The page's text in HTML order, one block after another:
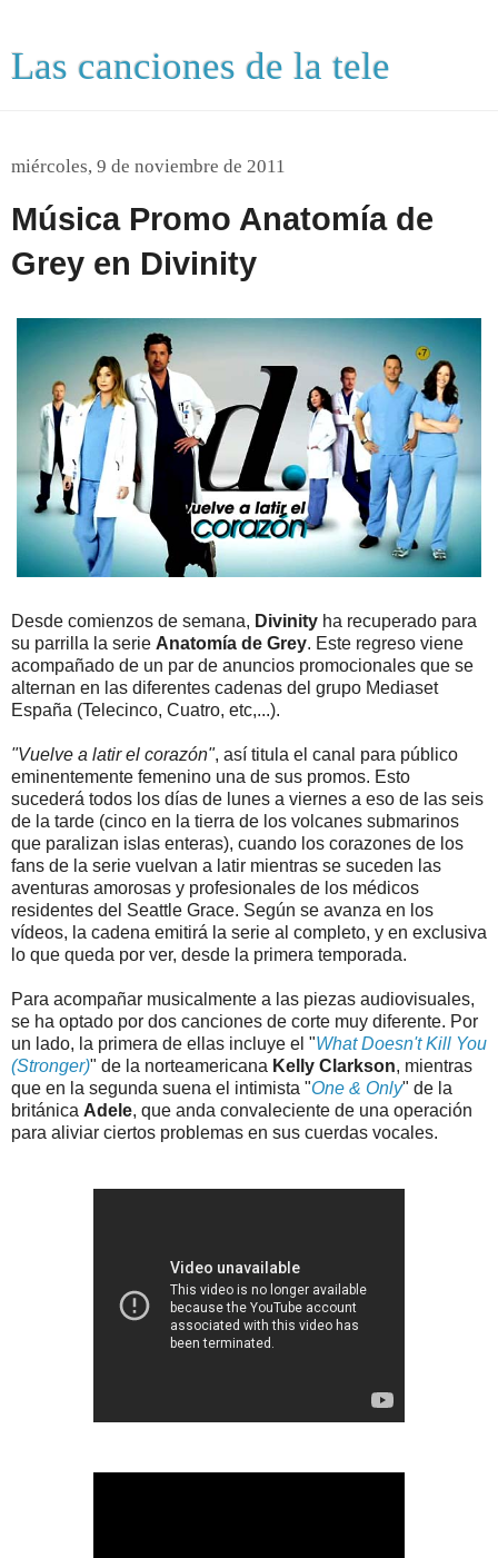
Las canciones de la tele
miércoles, 9 de noviembre de 2011
Música Promo Anatomía de
Grey en Divinity
Desde comienzos de semana, Divinity ha recuperado para
su parrilla la serie Anatomía de Grey. Este regreso viene
acompañado de un par de anuncios promocionales que se
alternan en las diferentes cadenas del grupo Mediaset
España (Telecinco, Cuatro, etc,...).
"Vuelve a latir el corazón", así titula el canal para público
eminentemente femenino una de sus promos. Esto
sucederá todos los días de lunes a viernes a eso de las seis
de la tarde (cinco en la tierra de los volcanes submarinos
que paralizan islas enteras), cuando los corazones de los
fans de la serie vuelvan a latir mientras se suceden las
aventuras amorosas y profesionales de los médicos
residentes del Seattle Grace. Según se avanza en los
vídeos, la cadena emitirá la serie al completo, y en exclusiva
lo que queda por ver, desde la primera temporada.
Para acompañar musicalmente a las piezas audiovisuales,
se ha optado por dos canciones de corte muy diferente. Por
un lado, la primera de ellas incluye el "What Doesn't Kill You
(Stronger)" de la norteamericana Kelly Clarkson, mientras
que en la segunda suena el intimista "One & Only" de la
británica Adele, que anda convaleciente de una operación
para aliviar ciertos problemas en sus cuerdas vocales.